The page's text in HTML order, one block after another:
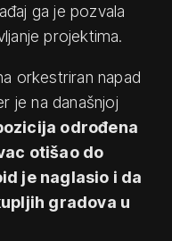
ga je pozvala
projektima.
orkestriran napad
je na današnjoj
odrođena
otišao do
je naglasio i da
gradova u